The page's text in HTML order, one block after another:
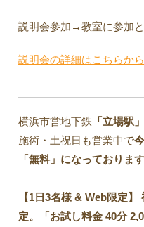
説明会参加→教室に参加と
説明会の詳細はこちらから
横浜市営地下鉄 「立場駅」
施術・土祝日も営業中で
「無料」になっております
【1日3名様 & Web限定
定。「お試し料金 40分